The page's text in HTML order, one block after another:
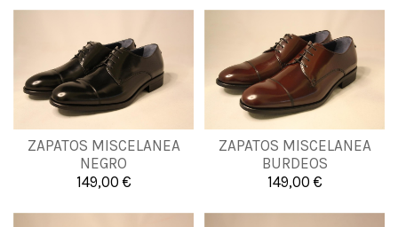
ZAPATOS MISCELANEA
NEGRO
149,00 €
40 41 42
43
46
ZAPATOS MISCELANEA
BURDEOS
149,00 €
39 40 41
42
43
44 45
46
